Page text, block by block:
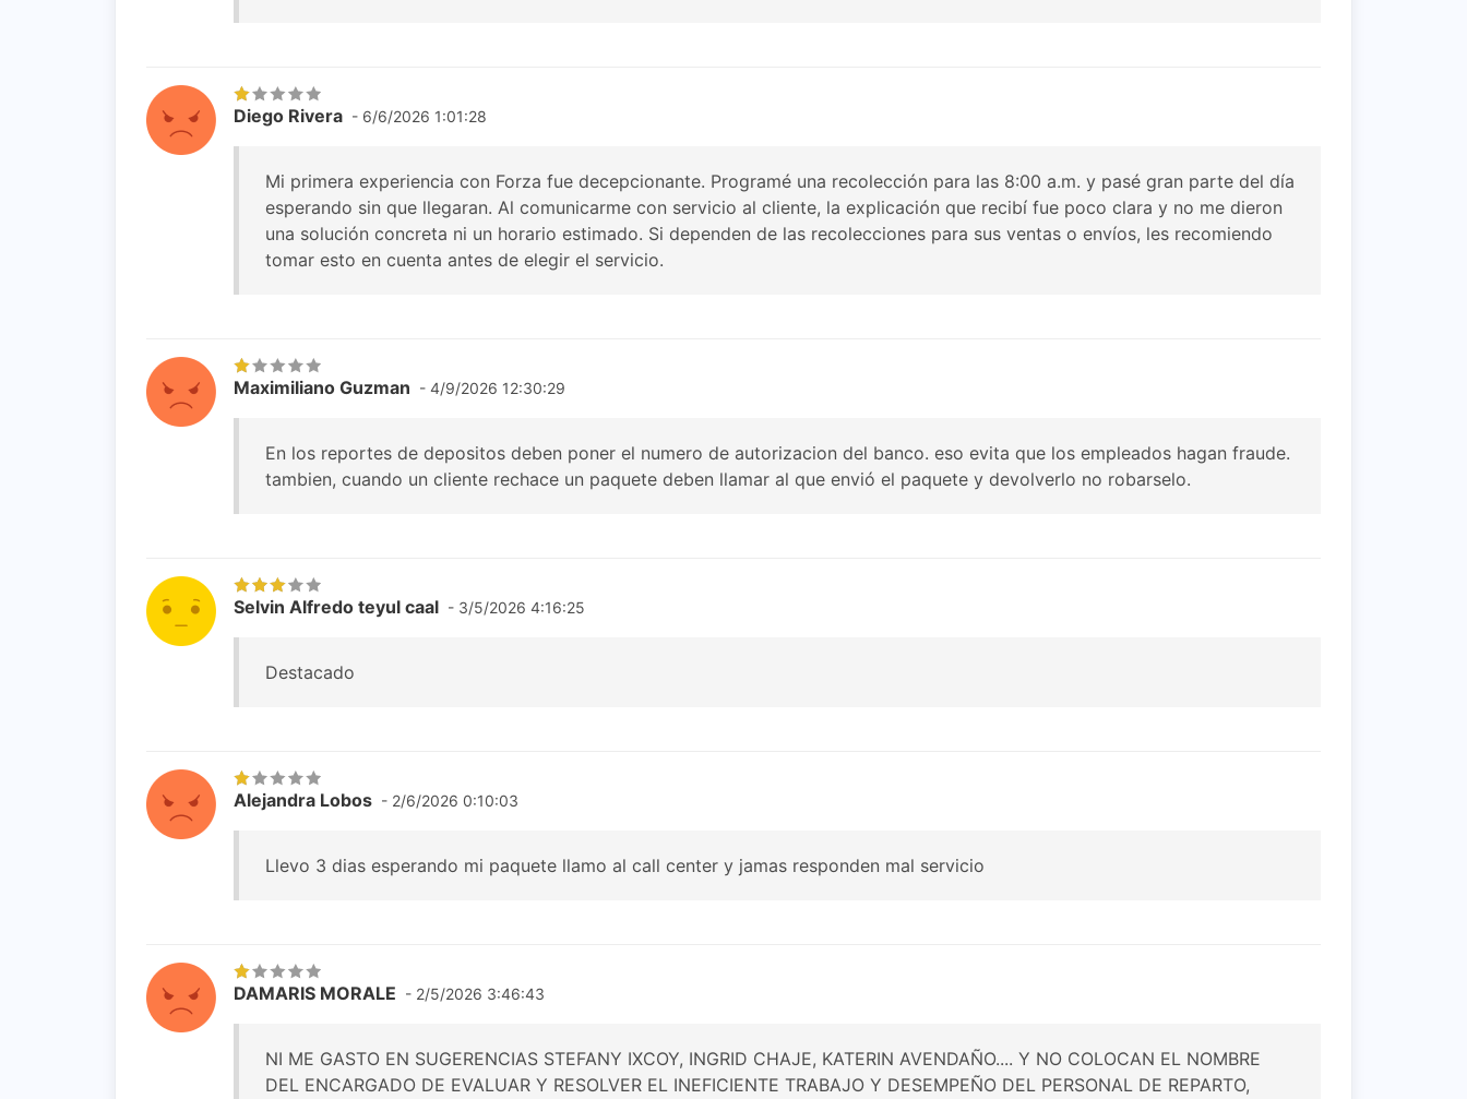
Diego Rivera - 6/6/2026 1:01:28
Mi primera experiencia con Forza fue decepcionante. Programé una recolección para las 8:00 a.m. y pasé gran parte del día
esperando sin que llegaran. Al comunicarme con servicio al cliente, la explicación que recibí fue poco clara y no me dieron
una solución concreta ni un horario estimado. Si dependen de las recolecciones para sus ventas o envíos, les recomiendo
tomar esto en cuenta antes de elegir el servicio.
Maximiliano Guzman - 4/9/2026 12:30:29
En los reportes de depositos deben poner el numero de autorizacion del banco. eso evita que los empleados hagan fraude.
tambien, cuando un cliente rechace un paquete deben llamar al que envió el paquete y devolverlo no robarselo.
Selvin Alfredo teyul caal - 3/5/2026 4:16:25
Destacado
Alejandra Lobos - 2/6/2026 0:10:03
Llevo 3 dias esperando mi paquete llamo al call center y jamas responden mal servicio
DAMARIS MORALE - 2/5/2026 3:46:43
NI ME GASTO EN SUGERENCIAS STEFANY IXCOY, INGRID CHAJE, KATERIN AVENDAÑO.... Y NO COLOCAN EL NOMBRE
DEL ENCARGADO DE EVALUAR Y RESOLVER EL INEFICIENTE TRABAJO Y DESEMPEÑO DEL PERSONAL DE REPARTO,